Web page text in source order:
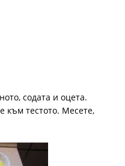
содата и оцета.
към тестото. Месете,